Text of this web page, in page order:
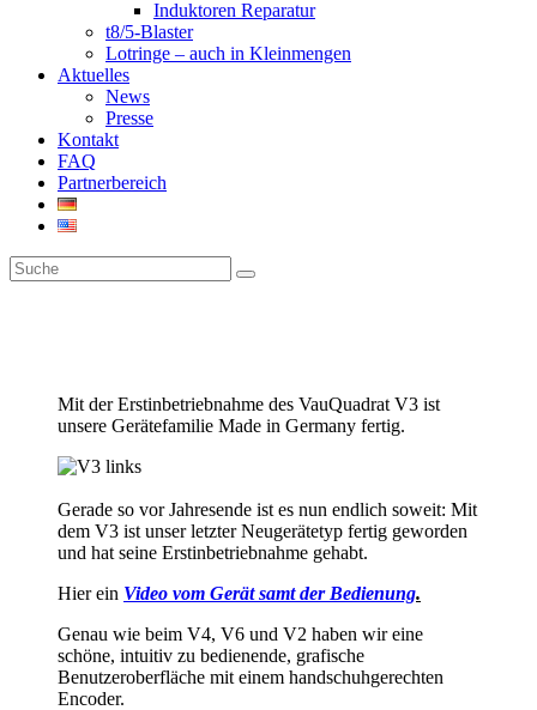
Induktoren Reparatur
t8/5-Blaster
Lotringe – auch in Kleinmengen
Aktuelles
News
Presse
Kontakt
FAQ
Partnerbereich
Mit der Erstinbetriebnahme des VauQuadrat V3 ist
unsere Gerätefamilie Made in Germany fertig.
Gerade so vor Jahresende ist es nun endlich soweit: Mit
dem V3 ist unser letzter Neugerätetyp fertig geworden
und hat seine Erstinbetriebnahme gehabt.
Hier ein Video vom Gerät samt der Bedienung.
Genau wie beim V4, V6 und V2 haben wir eine
schöne, intuitiv zu bedienende, grafische
Benutzeroberfläche mit einem handschuhgerechten
Encoder.